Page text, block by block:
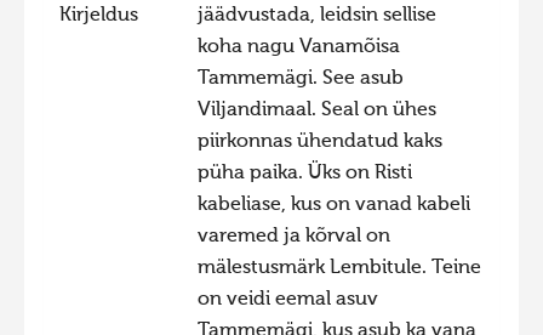
Liikuvad kuvad 2022
Hiite kuvavõistlus 2021 lisa
Liikuvad kuvad 2021
Hiite kuvavõistlus 2020
Hiite kuvavõistlus 2020 lisa
Liikuvad kuvad 2020
Kirjeldus
jäädvustada, leidsin sellise
koha nagu Vanamõisa
Tammemägi. See asub
Viljandimaal. Seal on ühes
piirkonnas ühendatud kaks
püha paika. Üks on Risti
kabeliase, kus on vanad kabeli
varemed ja kõrval on
mälestusmärk Lembitule. Teine
on veidi eemal asuv